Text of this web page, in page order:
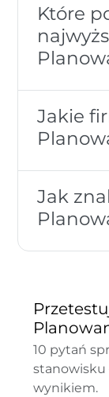
Które
Jakie
Jak
10 pytań
stanowisku
wynikiem.